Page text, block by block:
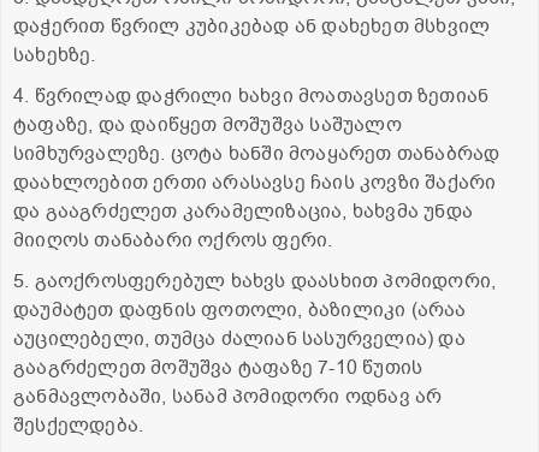
დაჭერით წვრილ კუბიკებად ან დახეხეთ მსხვილ
სახეხზე.
4. წვრილად დაჭრილი ხახვი მოათავსეთ ზეთიან
ტაფაზე, და დაიწყეთ მოშუშვა საშუალო
სიმხურვალეზე. ცოტა ხანში მოაყარეთ თანაბრად
დაახლოებით ერთი არასავსე ჩაის კოვზი შაქარი
და გააგრძელეთ კარამელიზაცია, ხახვმა უნდა
მიიღოს თანაბარი ოქროს ფერი.
5. გაოქროსფერებულ ხახვს დაასხით პომიდორი,
დაუმატეთ დაფნის ფოთოლი, ბაზილიკი (არაა
აუცილებელი, თუმცა ძალიან სასურველია) და
გააგრძელეთ მოშუშვა ტაფაზე 7-10 წუთის
განმავლობაში, სანამ პომიდორი ოდნავ არ
შესქელდება.